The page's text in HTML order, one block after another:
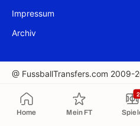
Home Mein FT
2
Impressum
Archiv
@ FussballTransfers.com 2009-
In die Zwischenablage kopiert